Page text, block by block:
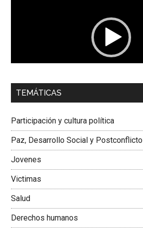
00:00
Colombiana
TEMÁTICAS
Participación y cultura política
Paz, Desarrollo Social y Postconflicto
Jovenes
Victimas
Salud
Derechos humanos